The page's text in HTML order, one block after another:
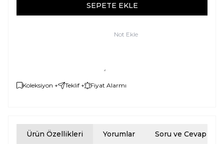
SEPETE EKLE
Not Ekle
Koleksiyon + Teklif + Fiyat Alarmı
Ürün Özellikleri Yorumlar Soru ve Cevap